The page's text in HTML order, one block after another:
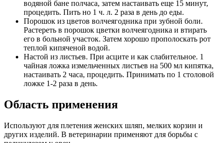
водяной бане полчаса, затем настаивать еще 15 минут,
процедить. Пить но 1 ч. л. 2 раза в день до еды.
Порошок из цветов волчеягодника при зубной боли.
Растереть в порошок цветки волчеягодника и втирать
его в больной участок. Затем хорошо прополоскать рот
теплой кипяченой водой.
Настой из листьев. При асците и как слабительное. 1
чайная ложка измельченных листьев на 500 мл кипятка,
настаивать 2 часа, процедить. Принимать по 1 столовой
ложке 1-2 раза в день.
Область применения
Используют для плетения женских шляп, мелких корзин и
других изделий. В ветеринарии применяют для борьбы с